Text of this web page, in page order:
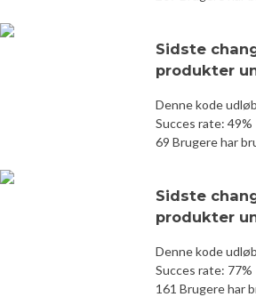
Sidste
produkter
Denne kode
Succes rate: 49%
69 Brugere har
Sidste
produkter
Denne kode
Succes rate: 77%
161 Brugere har